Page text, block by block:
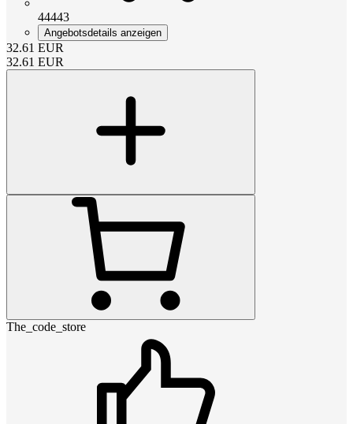
44443
Angebotsdetails anzeigen
32.61 EUR
32.61 EUR
The_code_store